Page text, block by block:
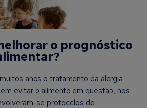
o prognóstico
anos o tratamento da alergia
evitar o alimento em questão, nos
se protocolos de